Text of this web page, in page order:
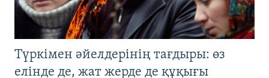
Түркімен әйелдерінің тағдыры: өз
елінде де, жат жерде де құқығы